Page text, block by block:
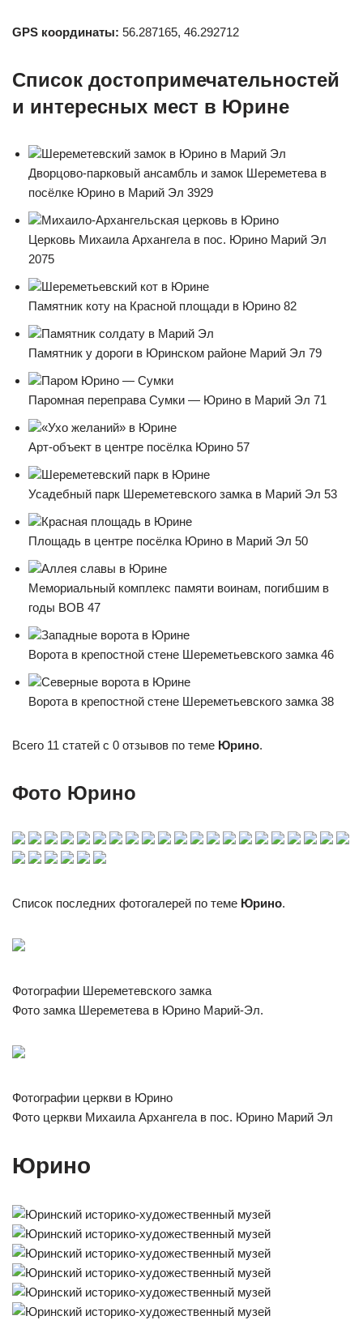
GPS координаты: 56.287165, 46.292712
Список достопримечательностей
и интересных мест в Юрине
Шереметевский замок в Юрино в Марий Эл
Дворцово-парковый ансамбль и замок Шереметева в
посёлке Юрино в Марий Эл 3929
Михаило-Архангельская церковь в Юрино
Церковь Михаила Архангела в пос. Юрино Марий Эл
2075
Шереметьевский кот в Юрине
Памятник коту на Красной площади в Юрино 82
Памятник солдату в Марий Эл
Памятник у дороги в Юринском районе Марий Эл 79
Паром Юрино — Сумки
Паромная переправа Сумки — Юрино в Марий Эл 71
«Ухо желаний» в Юрине
Арт-объект в центре посёлка Юрино 57
Шереметевский парк в Юрине
Усадебный парк Шереметевского замка в Марий Эл 53
Красная площадь в Юрине
Площадь в центре посёлка Юрино в Марий Эл 50
Аллея славы в Юрине
Мемориальный комплекс памяти воинам, погибшим в
годы ВОВ 47
Западные ворота в Юрине
Ворота в крепостной стене Шереметьевского замка 46
Северные ворота в Юрине
Ворота в крепостной стене Шереметьевского замка 38
Всего 11 статей с 0 отзывов по теме Юрино.
Фото Юрино
Список последних фотогалерей по теме Юрино.
Фотографии Шереметевского замка
Фото замка Шереметева в Юрино Марий-Эл.
Фотографии церкви в Юрино
Фото церкви Михаила Архангела в пос. Юрино Марий Эл
Юрино